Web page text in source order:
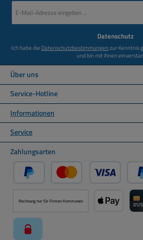
Mail-
Datenschutz
Ich habe die Datenschutzbestimmungenzur Kenntnis
und bin mit ihnen
Über uns
Service-Hotline
Informationen
Service
Zahlungsarten
PayPal Kredit- oder
Rechnung nur für Firmen Kommunen